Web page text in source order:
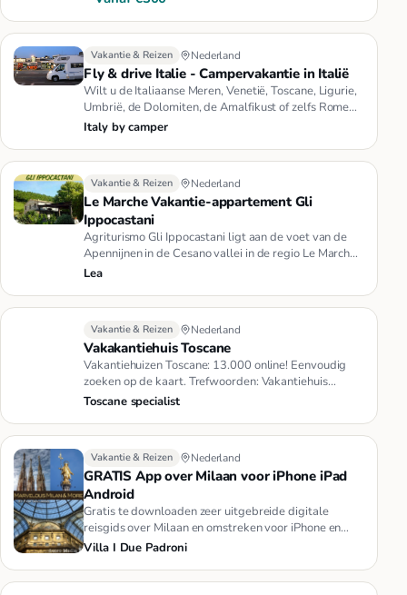
Vakantie & Reizen Nederland
Fly & drive Italie - Campervakantie in Italië
Wilt u de Italiaanse Meren, Venetië, Toscane, Ligurie,
Umbrië, de Dolomiten, de Amalfikust of zelfs Rome
bezoeken? Bent …
Italy by camper
Vakantie & Reizen Nederland
Le Marche Vakantie-appartement Gli
Ippocastani
Agriturismo Gli Ippocastani ligt aan de voet van de
Apennijnen in de Cesano vallei in de regio Le Marche.
Ongerepte natu…
Lea
Vakantie & Reizen Nederland
Vakakantiehuis Toscane
Vakantiehuizen Toscane: 13.000 online! Eenvoudig
zoeken op de kaart. Trefwoorden: Vakantiehuis
Toscane
Toscane specialist
Vakantie & Reizen Nederland
GRATIS App over Milaan voor iPhone iPad
Android
Gratis te downloaden zeer uitgebreide digitale
reisgids over Milaan en omstreken voor iPhone en
iPad, iPod Touch Android…
Villa I Due Padroni